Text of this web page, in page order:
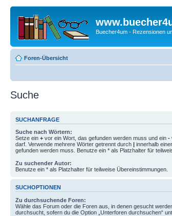
Buecher4um - Rezensionen
Foren-Übersicht
Suche
SUCHANFRAGE
Suche nach Wörtern:
Setze ein + vor ein Wort, das gefunden werden muss und ein -
darf. Verwende mehrere Wörter getrennt durch | innerhalb
gefunden werden muss. Benutze ein * als Platzhalter für
Zu suchender Autor:
Benutze ein * als Platzhalter für teilweise Übereinstimmungen.
SUCHOPTIONEN
Zu durchsuchende Foren:
Wähle das Forum oder die Foren aus, in denen gesucht
durchsucht, sofern du die Option „Unterforen durchsuchen“